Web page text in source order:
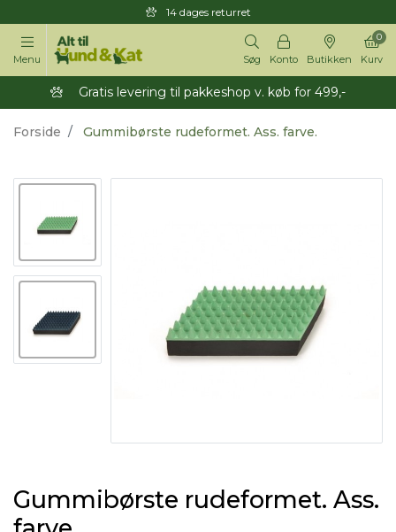
14 dages returret
Menu Søg Konto Butikken Kurv
0
Gratis levering til pakkeshop v. køb for 499,-
Forside Gummibørste rudeformet. Ass. farve.
Gummibørste rudeformet. Ass.